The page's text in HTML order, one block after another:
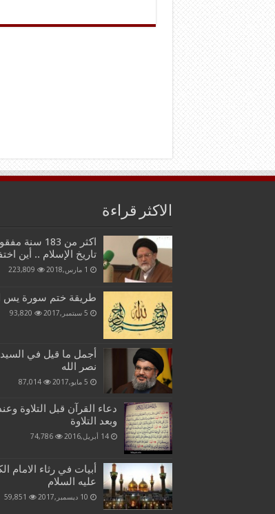
الاكثر قراءة
اكثر من 183
تاريخ الإسلام .. أين
1 مارس,2018 223,809
طريقة ختم سورة يس
5 سبتمبر,2017 93,820
أجمل ما قيل في
نصر الله
5 مايو,2017 87,014
دعاء القرآن قبل التلاوة
وبعد التلاوة
14 أبريل,2016 74,786
أبيات في رثاء الامام
عليه السلام
10 ديسمبر,2017 59,851